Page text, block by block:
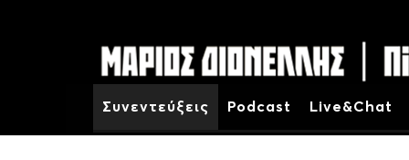
Συνεντεύξεις Podcast Live&Chat